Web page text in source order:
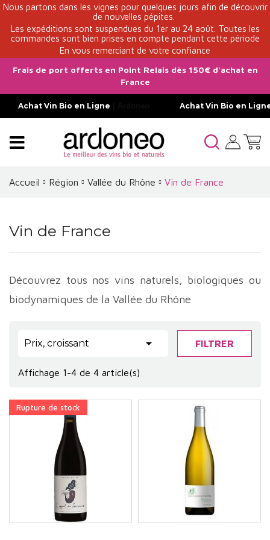
Nous partons dans les vignes pour quelques jours afin de découvrir
de nouvelles pépites.
Les expéditions sont suspendues du 1er au 24 août. Toutes les
commandes sont bien prises en compte pendant cette période
En vous remerciant de votre confiance
Frais de port offerts en Point Relais dès 150€ d'achat en
France
Achat Vin Bio en Ligne Achat Vin Bio en
Accueil Région Vallée du Rhône Vin de France
Vin de France
Découvrez tous nos vins naturels, biologiques ou
biodynamiques de la Vallée du Rhône
Prix, croissant  FILTRER
Affichage 1-4 de 4 article(s)
Rupture de stock